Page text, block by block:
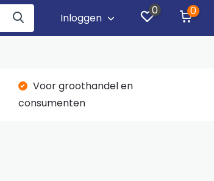
Inloggen
0 0
Voor groothandel en
consumenten